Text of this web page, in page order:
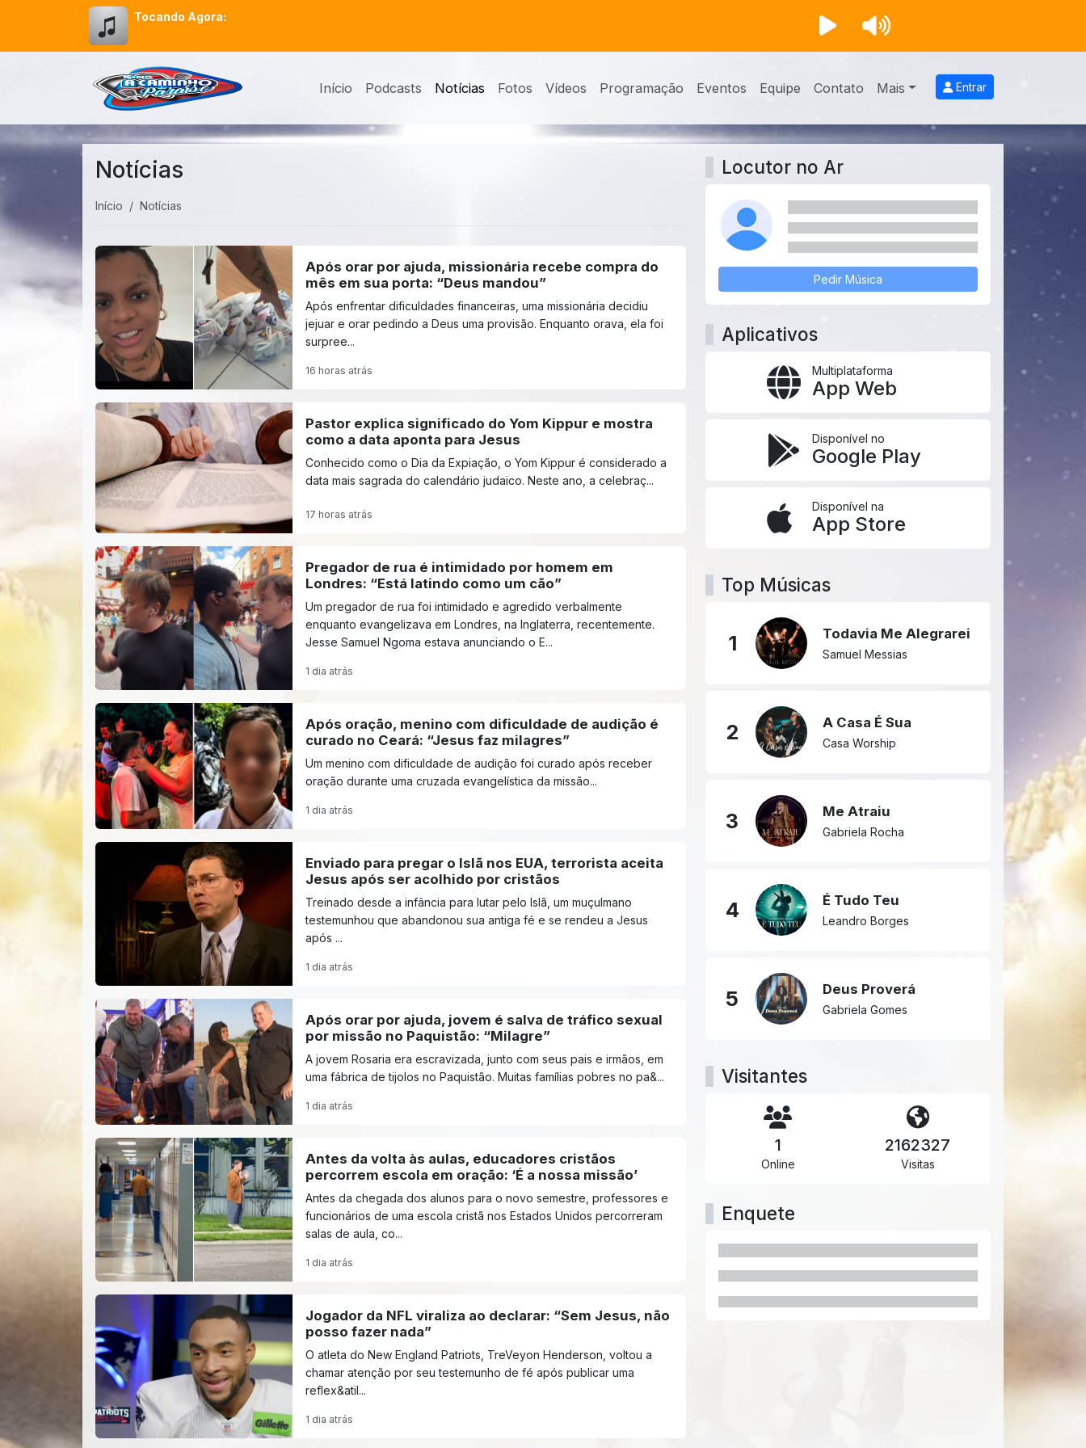
Tocando Agora:
Início Podcasts Notícias Fotos Vídeos Programação Eventos Equipe Contato Mais Entrar
Notícias
Início Notícias
Após orar por ajuda, missionária recebe compra do
mês em sua porta: “Deus mandou”
Após enfrentar dificuldades financeiras, uma missionária decidiu
jejuar e orar pedindo a Deus uma provisão. Enquanto orava, ela foi
surpree...
16 horas atrás
Pastor explica significado do Yom Kippur e mostra
como a data aponta para Jesus
Conhecido como o Dia da Expiação, o Yom Kippur é considerado a
data mais sagrada do calendário judaico. Neste ano, a celebraç...
17 horas atrás
Pregador de rua é intimidado por homem em
Londres: “Está latindo como um cão”
Um pregador de rua foi intimidado e agredido verbalmente
enquanto evangelizava em Londres, na Inglaterra, recentemente.
Jesse Samuel Ngoma estava anunciando o E...
1 dia atrás
Após oração, menino com dificuldade de audição é
curado no Ceará: “Jesus faz milagres”
Um menino com dificuldade de audição foi curado após receber
oração durante uma cruzada evangelística da missão...
1 dia atrás
Enviado para pregar o Islã nos EUA, terrorista aceita
Jesus após ser acolhido por cristãos
Treinado desde a infância para lutar pelo Islã, um muçulmano
testemunhou que abandonou sua antiga fé e se rendeu a Jesus
após ...
1 dia atrás
Após orar por ajuda, jovem é salva de tráfico sexual
por missão no Paquistão: “Milagre”
A jovem Rosaria era escravizada, junto com seus pais e irmãos, em
uma fábrica de tijolos no Paquistão. Muitas famílias pobres no pa&...
1 dia atrás
Antes da volta às aulas, educadores cristãos
percorrem escola em oração: ‘É a nossa missão’
Antes da chegada dos alunos para o novo semestre, professores e
funcionários de uma escola cristã nos Estados Unidos percorreram
salas de aula, co...
1 dia atrás
Jogador da NFL viraliza ao declarar: “Sem Jesus, não
posso fazer nada”
O atleta do New England Patriots, TreVeyon Henderson, voltou a
chamar atenção por seu testemunho de fé após publicar uma
reflex&atil...
1 dia atrás
Locutor no Ar
Pedir Música
Aplicativos
Multiplataforma
App Web
Disponível no
Google Play
Disponível na
App Store
Top Músicas
1 Todavia Me Alegrarei
Samuel Messias
2 A Casa É Sua
Casa Worship
3 Me Atraiu
Gabriela Rocha
4 É Tudo Teu
Leandro Borges
5 Deus Proverá
Gabriela Gomes
Visitantes
1
Online
2162327
Visitas
Enquete